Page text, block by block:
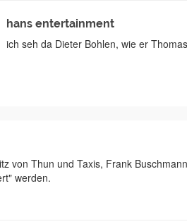
hans entertainment
ich seh da Dieter Bohlen, wie er
von Thun und Taxis, Frank
werden.